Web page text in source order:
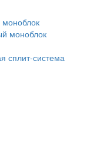
моноблок
сплит-система